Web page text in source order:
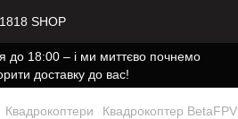
18:00 – і ми миттєво почнемо
доставку до вас!
Квадрокоптери Квадрокоптер